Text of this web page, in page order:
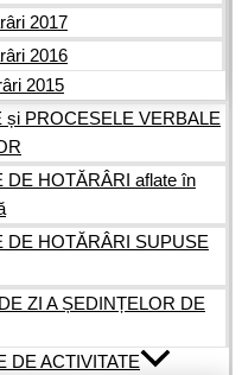
2017
2016
2015
și PROCESELE VERBALE
DE HOTĂRÂRI aflate în
DE HOTĂRÂRI SUPUSE
ZI A ȘEDINȚELOR DE
DE ACTIVITATE